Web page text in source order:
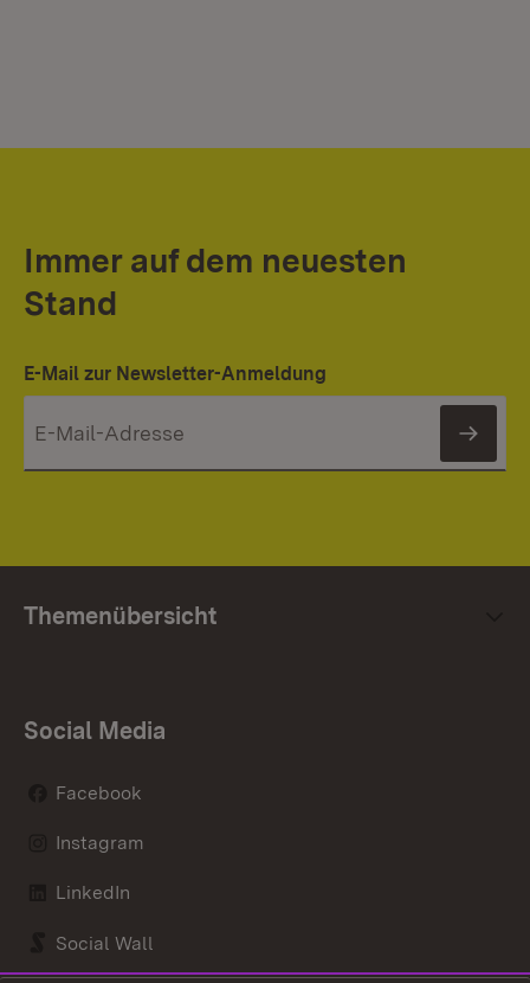
Immer auf dem neuesten
Stand
E-Mail zur Newsletter-Anmeldung
Themenübersicht
Social Media
Facebook
Instagram
LinkedIn
Social Wall